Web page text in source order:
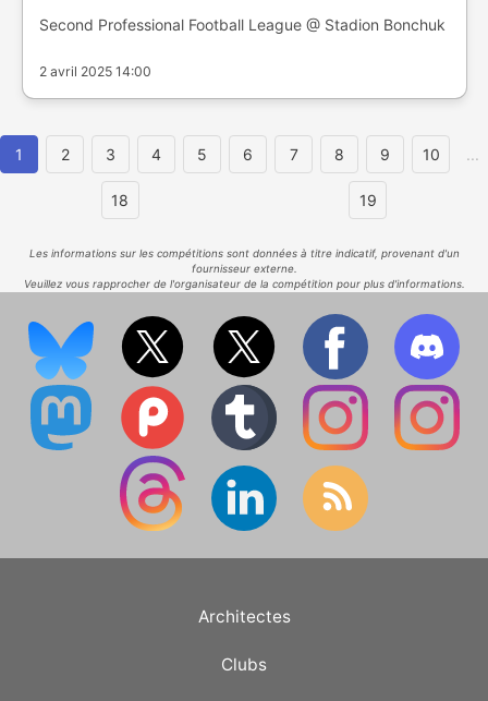
Second Professional Football League @ Stadion Bonchuk
2 avril 2025 14:00
1 2 3 4 5 6 7 8 9 10 ...
18 19
Les informations sur les compétitions sont données à titre indicatif, provenant d'un
fournisseur externe.
Veuillez vous rapprocher de l'organisateur de la compétition pour plus d'informations.
Architectes
Clubs